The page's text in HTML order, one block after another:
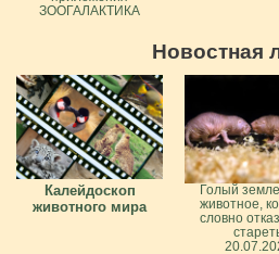
ЗООГАЛАКТИКА
Новостная
Калейдоскоп
животного мира
Голый
животное,
словно